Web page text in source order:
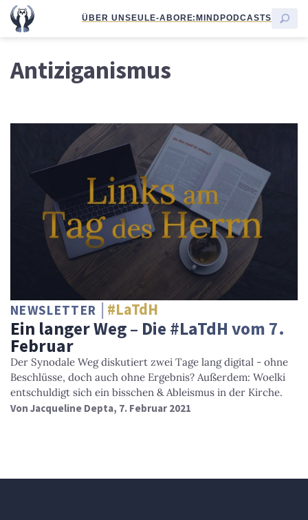
ÜBER UNSEULE-ABORE:MINDPODCASTS
Antiziganismus
NEWSLETTER #LaTdH
Ein langer Weg – Die #LaTdH vom 7.
Februar
Der Synodale Weg diskutiert zwei Tage lang digital - ohne
Beschlüsse, doch auch ohne Ergebnis? Außerdem: Woelki
entschuldigt sich ein bisschen & Ableismus in der Kirche.
Von Jacqueline Depta, 7. Februar 2021